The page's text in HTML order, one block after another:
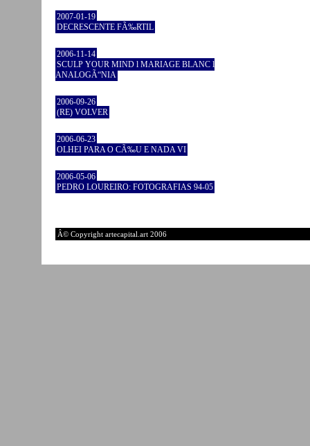
2007-01-19
DECRESCENTE FÃ‰RTIL
2006-11-14
SCULP YOUR MIND l MARIAGE BLANC l
ANALOGÃ“NIA
2006-09-26
(RE) VOLVER
2006-06-23
OLHEI PARA O CÃ‰U E NADA VI
2006-05-06
PEDRO LOUREIRO: FOTOGRAFIAS 94-05
Â© Copyright artecapital.art 2006